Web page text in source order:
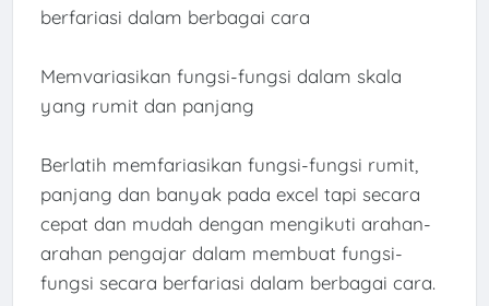
berfariasi dalam berbagai cara
Memvariasikan fungsi-fungsi dalam skala
yang rumit dan panjang
Berlatih memfariasikan fungsi-fungsi rumit,
panjang dan banyak pada excel tapi secara
cepat dan mudah dengan mengikuti arahan-
arahan pengajar dalam membuat fungsi-
fungsi secara berfariasi dalam berbagai cara.